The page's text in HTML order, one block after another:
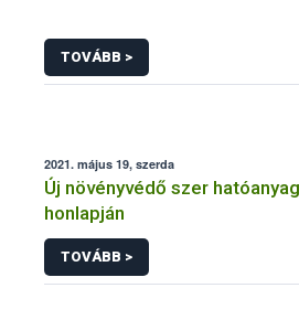
TOVÁBB >
2021. május 19, szerda
Új növényvédő szer
honlapján
TOVÁBB >